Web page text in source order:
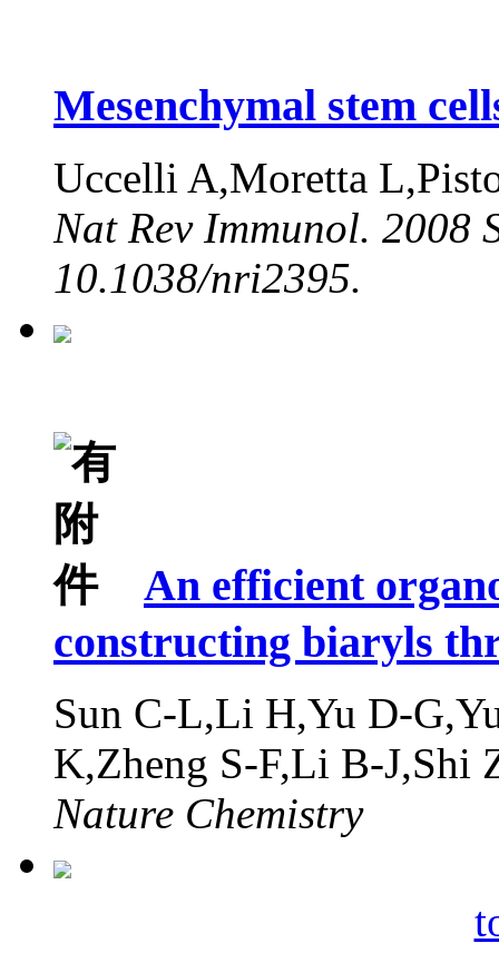
Mesenchymal stem
Uccelli A,Moretta
Nat Rev Immunol. 2008
10.1038/nri2395.
An efficient
constructing biaryls
Sun C-L,Li H,Yu D-
K,Zheng S-F,Li B-J,Shi
Nature Chemistry